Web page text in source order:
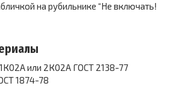
на рубильнике “Не включать!
или 2К02А ГОСТ 2138-77
1874-78